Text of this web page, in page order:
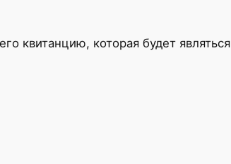
квитанцию, которая будет являться